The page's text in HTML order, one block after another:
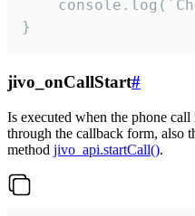
}
jivo_onCallStart#
Is executed when the phone
through the callback form, also
method jivo_api.startCall().